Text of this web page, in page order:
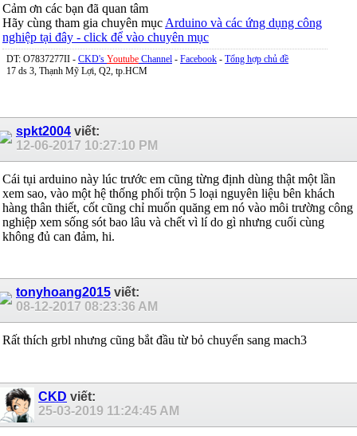
Cảm ơn các bạn đã quan tâm
Hãy cùng tham gia chuyên mục Arduino và các ứng dụng công
nghiệp tại đây - click để vào chuyên mục
DT: O7837277II - CKD's Youtube Channel - Facebook - Tổng hợp chủ đề
17 ds 3, Thạnh Mỹ Lợi, Q2, tp.HCM
spkt2004 viết:
12-06-2017 10:27:10 PM
Cái tụi arduino này lúc trước em cũng từng định dùng thật một lần
xem sao, vào một hệ thống phối trộn 5 loại nguyên liệu bên khách
hàng thân thiết, cốt cũng chỉ muốn quăng em nó vào môi trường công
nghiệp xem sống sót bao lâu và chết vì lí do gì nhưng cuối cùng
không đủ can đảm, hi.
tonyhoang2015 viết:
08-12-2017 08:23:36 AM
Rất thích grbl nhưng cũng bắt đầu từ bỏ chuyển sang mach3
CKD viết:
25-03-2019 11:24:45 AM